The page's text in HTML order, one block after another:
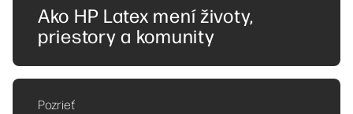
Ako HP Latex mení životy,
priestory a komunity
Pozrieť